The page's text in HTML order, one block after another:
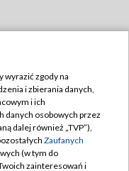
wyrazić zgody na
i zbierania danych,
i ich
danych osobowych przez
dalej również „TVP”),
Zaufanych
(w tym do
zainteresowań i